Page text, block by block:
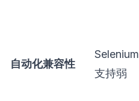
自动化兼容性
Selenium
支持弱